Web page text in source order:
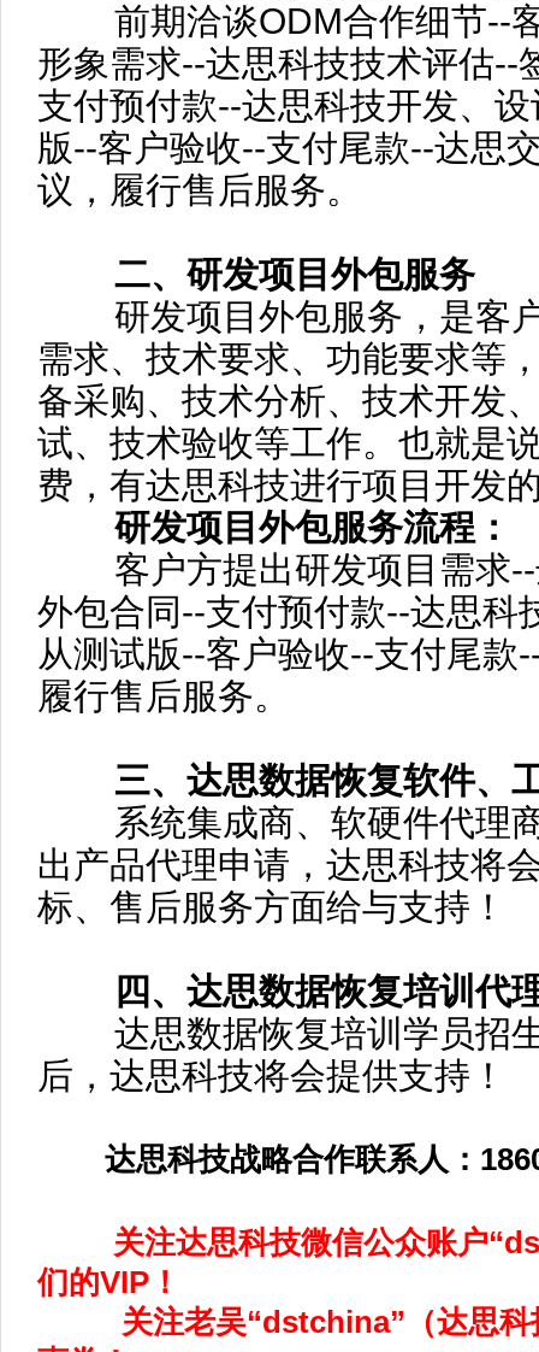
前期洽谈ODM合作细节--客
形象需求--达思科技技术评估--
支付预付款--达思科技开发、
版--客户验收--支付尾款--达思
议，履行售后服务。
二、研发项目外包服务
研发项目外包服务，是客户
需求、技术要求、功能要求等
备采购、技术分析、技术开发
试、技术验收等工作。也就是
费，有达思科技进行项目开发
研发项目外包服务流程：
客户方提出研发项目需求--
外包合同--支付预付款--达思科
从测试版--客户验收--支付尾款
履行售后服务。
三、达思数据恢复软件、
系统集成商、软硬件代理商
出产品代理申请，达思科技将
标、售后服务方面给与支持！
四、达思数据恢复培训代
达思数据恢复培训学员招
后，达思科技将会提供支持！
达思科技战略合作联系人：
关注达思科技微信公众账户
们的VIP！
关注老吴“dstchina”（达思科